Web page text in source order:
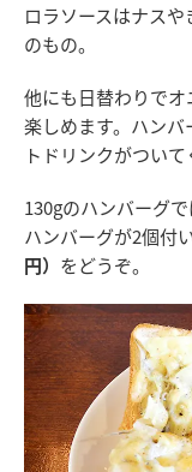
ロラソースはナス
のもの。
他にも日替わりで
楽しめます。ハンバ
トドリンクがついて
130gのハンバーグ
ハンバーグが2個付
円） をどうぞ。